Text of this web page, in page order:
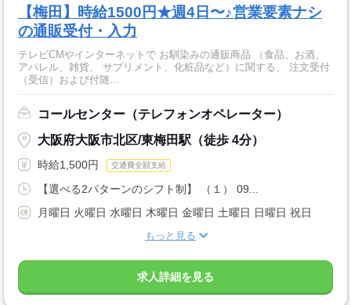
【梅田】時給1500円★週4日〜♪営業要素ナシ
の通販受付・入力
テレビCMやインターネットで お馴染みの通販商品 （食品、お酒、
アパレル、雑貨、 サプリメント、化粧品など）に関する、 注文受付
（受信）および付随...
コールセンター（テレフォンオペレーター）
大阪府大阪市北区/東梅田駅（徒歩 4分）
時給1,500円 交通費全額支給
【選べる2パターンのシフト制】 （１） 09...
月曜日 火曜日 水曜日 木曜日 金曜日 土曜日 日曜日 祝日
もっと見る
求人詳細を見る